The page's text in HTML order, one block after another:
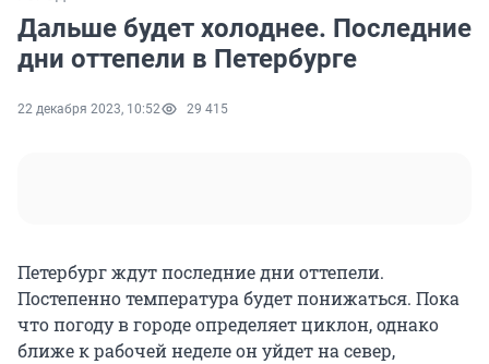
Дальше будет холоднее. Последние
дни оттепели в Петербурге
22 декабря 2023, 10:52 29 415
Петербург ждут последние дни оттепели.
Постепенно температура будет понижаться. Пока
что погоду в городе определяет циклон, однако
ближе к рабочей неделе он уйдет на север,